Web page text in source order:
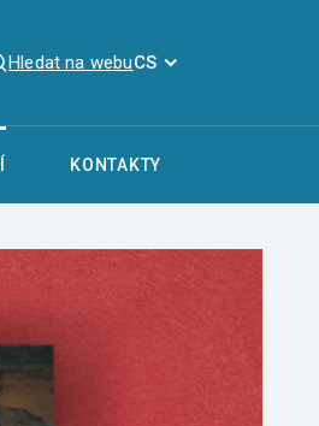
Hledat na webuCS
KONTAKTY